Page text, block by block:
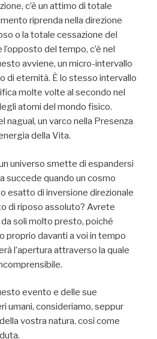
c’è un attimo di totale
riprenda nella direzione
o la totale cessazione del
del tempo, c’è nel
avviene, un micro-intervallo
di eternità. È lo stesso intervallo
molte volte al secondo nel
atomi del mondo fisico.
nagual, un varco nella Presenza
della Vita.
universo smette di espandersi
succede quando un cosmo
esatto di inversione direzionale
di riposo assoluto? Avrete
soli molto presto, poiché
proprio davanti a voi in tempo
l’apertura attraverso la quale
evento e delle sue
umani, consideriamo, seppur
vostra natura, così come